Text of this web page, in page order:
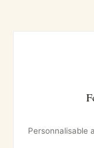
Personnalisable